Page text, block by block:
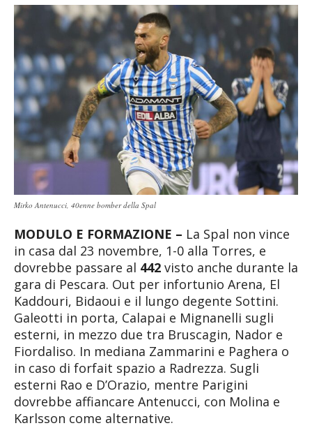
Mirko Antenucci, 40enne bomber della Spal
MODULO E FORMAZIONE – La Spal non vince
in casa dal 23 novembre, 1-0 alla Torres, e
dovrebbe passare al 442 visto anche durante la
gara di Pescara. Out per infortunio Arena, El
Kaddouri, Bidaoui e il lungo degente Sottini.
Galeotti in porta, Calapai e Mignanelli sugli
esterni, in mezzo due tra Bruscagin, Nador e
Fiordaliso. In mediana Zammarini e Paghera o
in caso di forfait spazio a Radrezza. Sugli
esterni Rao e D’Orazio, mentre Parigini
dovrebbe affiancare Antenucci, con Molina e
Karlsson come alternative.